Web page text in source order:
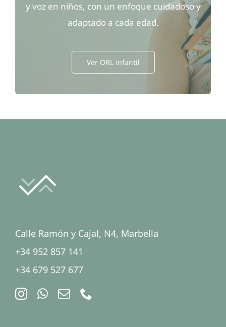
y voz en niños, con un enfoque cuidadoso y
adaptado a cada edad.
Ver ORL infantil
Calle Ramón y Cajal, N4, Marbella
+34 952 857 141
+34 679 527 677